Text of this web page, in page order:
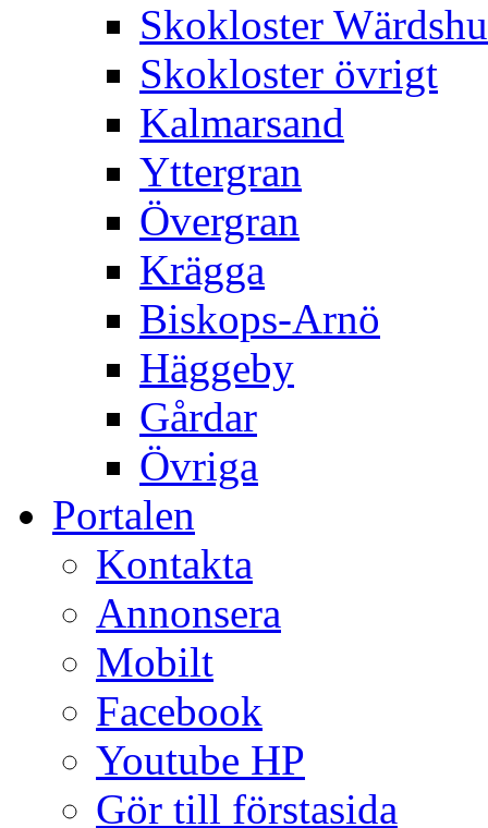
Skokloster
Skokloster övrigt
Kalmarsand
Yttergran
Övergran
Krägga
Biskops-Arnö
Häggeby
Gårdar
Övriga
Portalen
Kontakta
Annonsera
Mobilt
Facebook
Youtube HP
Gör till förstasida